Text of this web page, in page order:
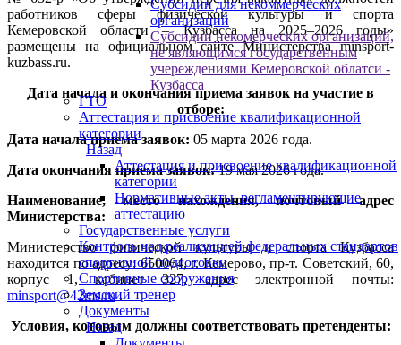
Субсидии для некоммерческих
организаций
Субсидии некомерческих организаций,
не являющимся государственным
учереждениями Кемеровской облатси -
Кузбасса
ГТО
Аттестация и присвоение квалификационной
категории
Назад
Аттестация и присвоение квалификационной
категории
Нормативные акты, регламентирующие
аттестацию
Государственные услуги
Контроль над реализацией федеральных стандартов
спортивной подготовки
Спортивные сооружения
Земский тренер
Документы
Назад
работников сферы физической культуры и спорта
Кемеровской области – Кузбасса на 2025–2026 годы»
размещены на официальном сайте Министерства minsport-
kuzbass.ru.
Дата начала и окончания приема заявок на участие в
отборе:
Дата начала приема заявок: 05 марта 2026 года.
Дата окончания приема заявок:19 мая 2026 года.
Наименование, место нахождения, почтовый адрес
Министерства:
Министерство физической культуры и спорта Кузбасса
находится по адресу: 650064, г. Кемерово, пр-т. Советский, 60,
корпус 1, кабинет 327, адрес электронной почты:
minsport@42ms.ru.
Условия, которым должны соответствовать претенденты: